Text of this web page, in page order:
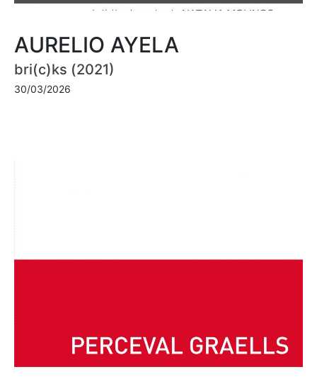
AURELIO AYELA
bri(c)ks (2021)
30/03/2026